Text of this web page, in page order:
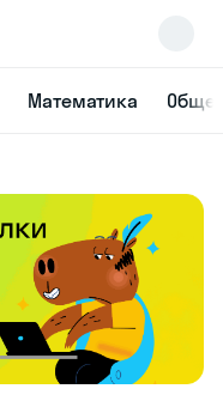
Математика